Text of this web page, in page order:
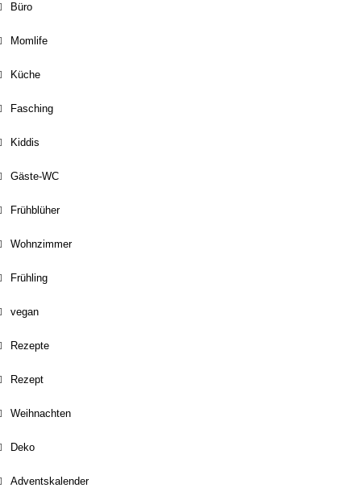
Büro
Momlife
Küche
Fasching
Kiddis
Gäste-WC
Frühblüher
Wohnzimmer
Frühling
vegan
Rezepte
Rezept
Weihnachten
Deko
Adventskalender